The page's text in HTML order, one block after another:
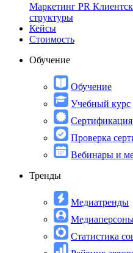
Маркетинг PR
структуры
Кейсы
Стоимость
Обучение
Обучение
Учебный курс
Проверка
Вебинары и
Тренды
Медиатренды
Статистика